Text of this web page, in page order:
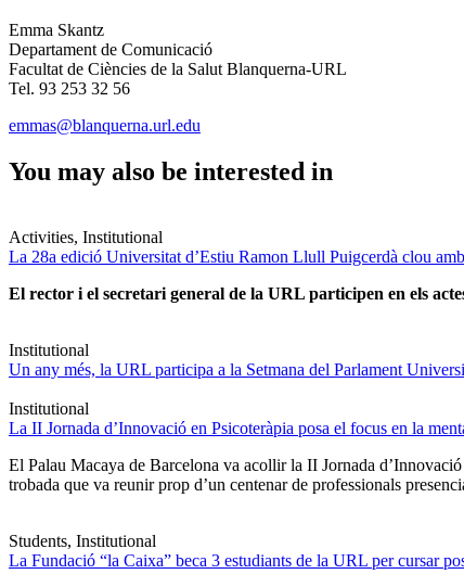
Emma Skantz
Departament de Comunicació
Facultat de Ciències de la Salut Blanquerna-URL
Tel. 93 253 32 56
emmas@blanquerna.url.edu
You may also be interested in
Activities, Institutional
La 28a edició Universitat d’Estiu Ramon Llull Puigcerdà clou
El rector i el secretari general de la URL participen en els
Institutional
Un any més, la URL participa a la Setmana del Parlament
Institutional
La II Jornada d’Innovació en Psicoteràpia posa el focus en la
El Palau Macaya de Barcelona va acollir la II Jornada
trobada que va reunir prop d’un centenar de professionals
Students, Institutional
La Fundació “la Caixa” beca 3 estudiants de la URL per cursar